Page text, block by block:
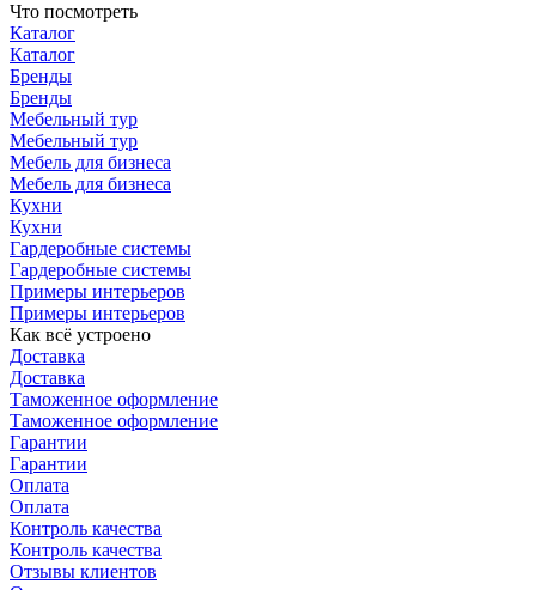
Что посмотреть
Каталог
Каталог
Бренды
Бренды
Мебельный тур
Мебельный тур
Мебель для бизнеса
Мебель для бизнеса
Кухни
Кухни
Гардеробные системы
Гардеробные системы
Примеры интерьеров
Примеры интерьеров
Как всё устроено
Доставка
Доставка
Таможенное оформление
Таможенное оформление
Гарантии
Гарантии
Оплата
Оплата
Контроль качества
Контроль качества
Отзывы клиентов